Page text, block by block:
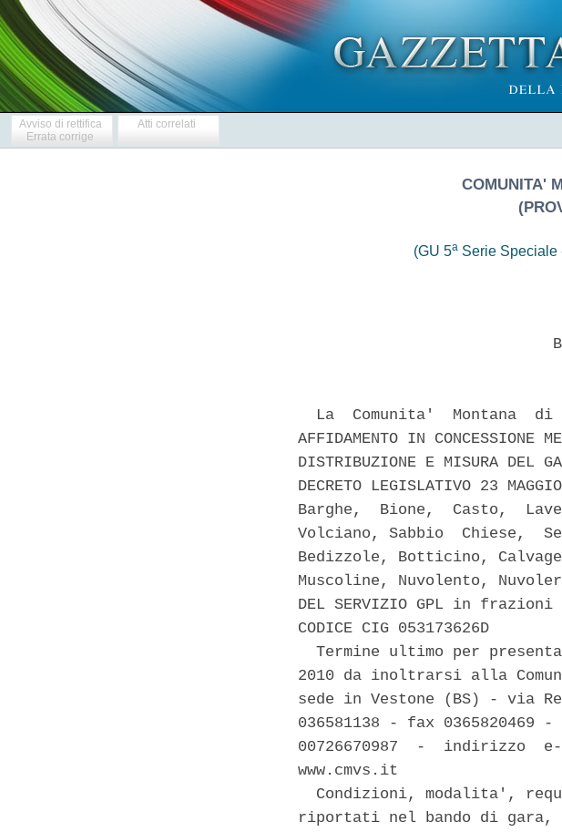
Avviso di rettifica
Errata corrige
Atti correlati
COMUNITA'
(GU 5a Serie Speciale
La  Comunita'  Montana  di
AFFIDAMENTO IN CONCESSIONE
DISTRIBUZIONE E MISURA DEL
DECRETO LEGISLATIVO 23
Barghe,  Bione,  Casto,
Volciano, Sabbio  Chiese,
Bedizzole, Botticino,
Muscoline, Nuvolento,
DEL SERVIZIO GPL in
CODICE CIG 053173626D
Termine ultimo per
2010 da inoltrarsi alla
sede in Vestone (BS) - via
036581138 - fax 0365820469
00726670987  -  indirizzo
www.cmvs.it
Condizioni, modalita',
riportati nel bando di